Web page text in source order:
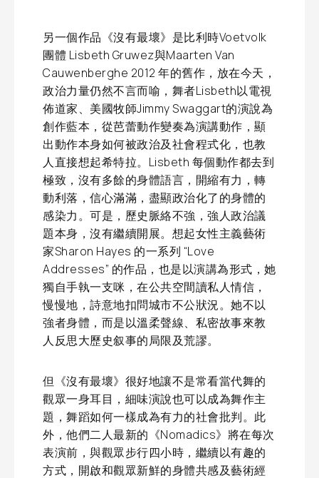
另一個作品《沒有最壞》是比利時Voetvolk
團體 Lisbeth Gruwez與Maarten Van
Cauwenberghe 2012 年的舊作，放在今天，
政治力量仍然不言而喻，舞者Lisbeth以電視
佈道家、美國牧師Jimmy Swaggart的演說為
創作藍本，從芭蕾動作變奏為演講動作，顯
出動作本身如何被政治及社會程式化，也教
人直接想起希特拉。Lisbeth 每個動作都去到
極致，沒有多餘的身體語言，開縮有力，轉
動利落，信心滿滿，盡顯政治化了的身體的
感染力。可是，歷史脈絡不強，強人政治議
題本身，沒有繼續開展。想起女性主義藝術
家Sharon Hayes 的一系列 “Love
Addresses” 的作品，也是以演講為形式，她
獨自手執一支咪，在公共空間讀私人情信，
慢慢地，詩意地扣問城市不公狀況。她不以
強者身體，而是以溫柔聲線、私密故事來教
人反思大歷史叙事的局限及荒謬。
但《沒有最壞》很好地讓不是常看當代舞的
觀眾一身耳目，細味演說也可以成為舞作主
題，舞蹈如何一樣成為有力的社會批判。此
外，他們二人最新的《Nomadics》將在每次
表演前，與觀眾步行四小時，繼續以有趣的
方式，開啟和觀眾新鮮的身體共感及藝術經